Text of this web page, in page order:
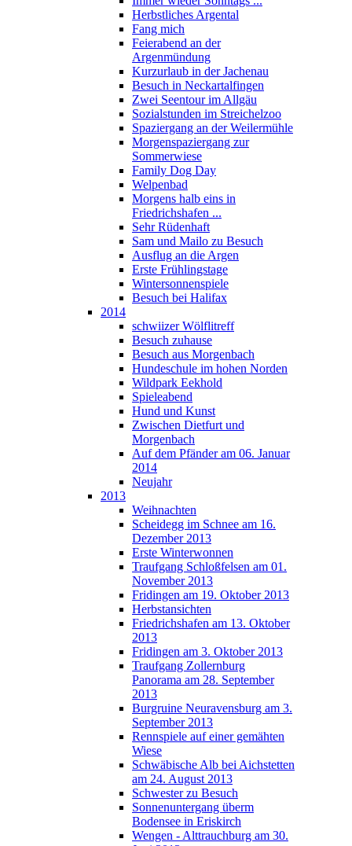
Herbstliches Argental
Fang mich
Feierabend an der
Argenmündung
Kurzurlaub in der Jachenau
Besuch in Neckartalfingen
Zwei Seentour im Allgäu
Sozialstunden im Streichelzoo
Spaziergang an der Weilermühle
Morgenspaziergang zur
Sommerwiese
Family Dog Day
Welpenbad
Morgens halb eins in
Friedrichshafen ...
Sehr Rüdenhaft
Sam und Mailo zu Besuch
Ausflug an die Argen
Erste Frühlingstage
Wintersonnenspiele
Besuch bei Halifax
2014
schwiizer Wölflitreff
Besuch zuhause
Besuch aus Morgenbach
Hundeschule im hohen Norden
Wildpark Eekhold
Spieleabend
Hund und Kunst
Zwischen Dietfurt und
Morgenbach
Auf dem Pfänder am 06. Januar
2014
Neujahr
2013
Weihnachten
Scheidegg im Schnee am 16.
Dezember 2013
Erste Winterwonnen
Traufgang Schloßfelsen am 01.
November 2013
Fridingen am 19. Oktober 2013
Herbstansichten
Friedrichshafen am 13. Oktober
2013
Fridingen am 3. Oktober 2013
Traufgang Zollernburg
Panorama am 28. September
2013
Burgruine Neuravensburg am 3.
September 2013
Rennspiele auf einer gemähten
Wiese
Schwäbische Alb bei Aichstetten
am 24. August 2013
Schwester zu Besuch
Sonnenuntergang überm
Bodensee in Eriskirch
Wengen - Alttrauchburg am 30.